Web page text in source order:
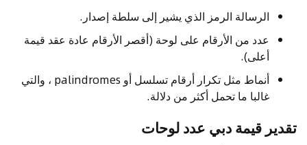
الرسالة الرمز الذي يشير إلى سلطة إصدار.
عدد من الأرقام على لوحة (أقصر الأرقام عادة عقد قيمة
أعلى).
أنماط مثل تكرار أرقام تسلسل أو palindromes ، والتي
غالبا ما تحمل أكثر من دلالة.
تقدير قيمة دبي عدد لوحات